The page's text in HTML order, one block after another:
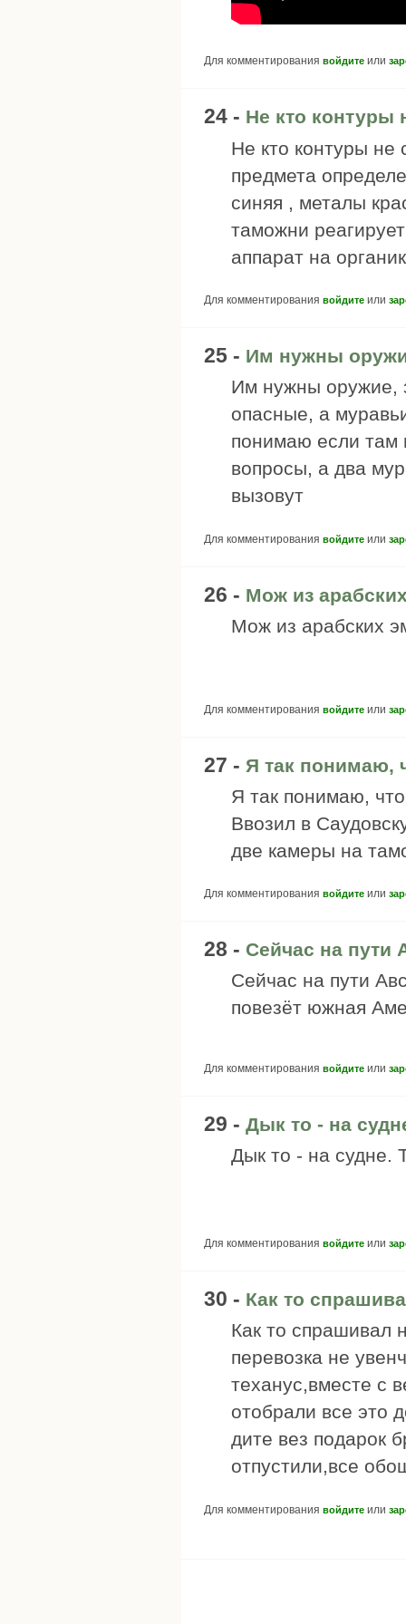
Для комментирования войдите или
24 - Не кто контуры
Не кто контуры не
предмета
синяя , металы
таможни
аппарат на
Для комментирования войдите или
25 - Им нужны
Им нужны оружие,
опасные, а
понимаю если там
вопросы, а два
вызовут
Для комментирования войдите или
26 - Мож из
Мож из арабских
Для комментирования войдите или
27 - Я так понимаю,
Я так понимаю, что
Ввозил в
две камеры на
Для комментирования войдите или
28 - Сейчас на пути
Сейчас на пути
повезёт южная
Для комментирования войдите или
29 - Дык то - на
Дык то - на судне.
Для комментирования войдите или
30 - Как то
Как то спрашивал
перевозка не
теханус,вместе с
отобрали все это
дите вез подарок
отпустили,все
Для комментирования войдите или